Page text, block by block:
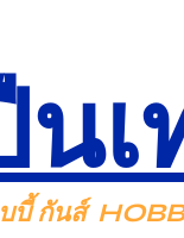
เ
บี้ กันส์